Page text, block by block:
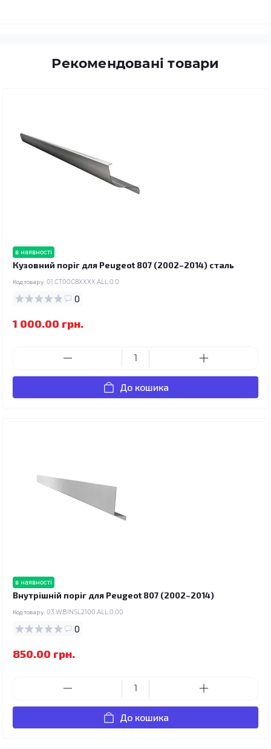
Рекомендовані товари
в наявності
Кузовний поріг для Peugeot 807 (2002–2014) сталь
Код товару: 01.CT00C8XXXX.ALL.0.0
0
1 000.00 грн.
До кошика
в наявності
Внутрішній поріг для Peugeot 807 (2002–2014)
Код товару: 03.WBINSL2100.ALL.0.00
0
850.00 грн.
До кошика